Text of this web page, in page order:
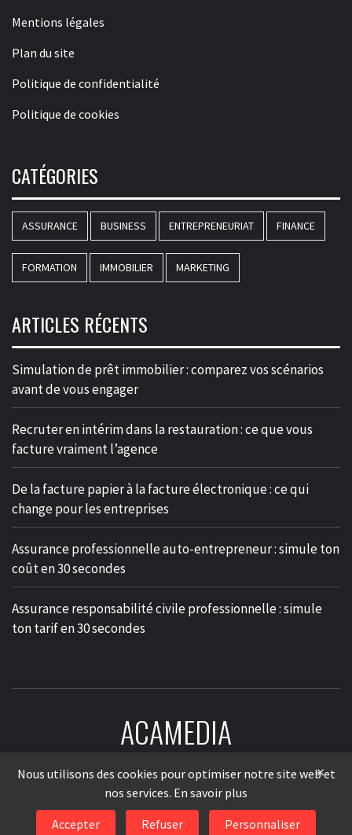
Mentions légales
Plan du site
Politique de confidentialité
Politique de cookies
CATÉGORIES
ASSURANCE BUSINESS ENTREPRENEURIAT FINANCE
FORMATION IMMOBILIER MARKETING
ARTICLES RÉCENTS
Simulation de prêt immobilier : comparez vos scénarios
avant de vous engager
Recruter en intérim dans la restauration : ce que vous
facture vraiment l’agence
De la facture papier à la facture électronique : ce qui
change pour les entreprises
Assurance professionnelle auto-entrepreneur : simule ton
coût en 30 secondes
Assurance responsabilité civile professionnelle : simule
ton tarif en 30 secondes
ACAMEDIA
LE MÉDIA DES ENTREPRISES
© 2026AcaMedia
×
Nous utilisons des cookies pour optimiser notre site web et
nos services. En savoir plus
Accepter
Refuser Personnaliser